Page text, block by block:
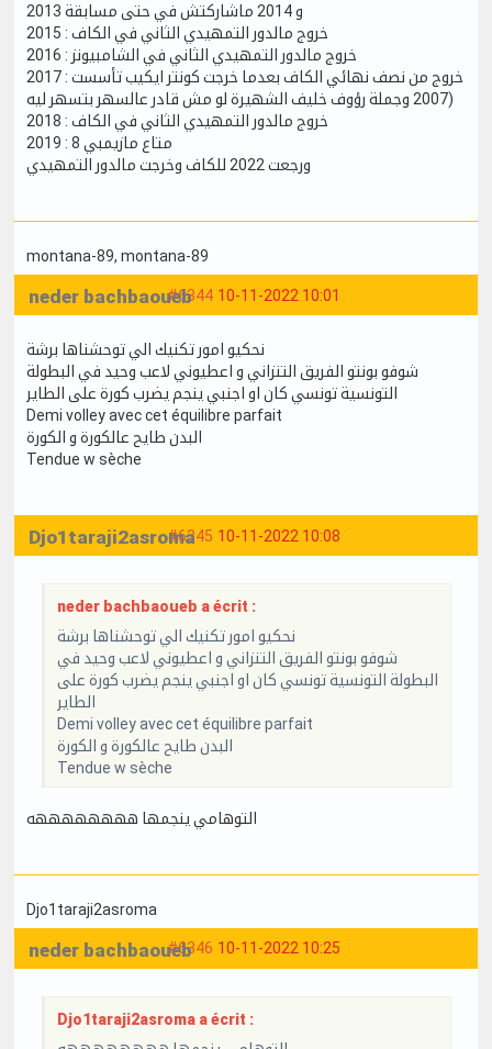
2013 و 2014 ماشاركتش في حتى مسابقة
2015 : خروج مالدور التمهيدي الثاني في الكاف
2016 : خروج مالدور التمهيدي الثاني في الشامبيونز
2017 : خروج من نصف نهائي الكاف بعدما خرجت كونتر ايكيب تأسست
2007 وجملة رؤوف خليف الشهيرة لو مش قادر عالسهر بتسهر ليه)
2018 : خروج مالدور التمهيدي الثاني في الكاف
2019 : 8 متاع مازيمبي
ورجعت 2022 للكاف وخرجت مالدور التمهيدي
montana-89, montana-89
#6344 10-11-2022 10:01
neder bachbaoueb
نحكيو امور تكنيك الي توحشناها برشة
شوفو بونتو الفريق التنزاني و اعطيوني لاعب وحيد في البطولة
التونسية تونسي كان او اجنبي ينجم يضرب كورة على الطاير
Demi volley avec cet équilibre parfait
البدن طايح عالكورة و الكورة
Tendue w sèche
#6345 10-11-2022 10:08
Djo1taraji2asroma
neder bachbaoueb a écrit :
نحكيو امور تكنيك الي توحشناها برشة
شوفو بونتو الفريق التنزاني و اعطيوني لاعب وحيد في
البطولة التونسية تونسي كان او اجنبي ينجم يضرب كورة على
الطاير
Demi volley avec cet équilibre parfait
البدن طايح عالكورة و الكورة
Tendue w sèche
التوهامي ينجمها ههههههههه
Djo1taraji2asroma
#6346 10-11-2022 10:25
neder bachbaoueb
Djo1taraji2asroma a écrit :